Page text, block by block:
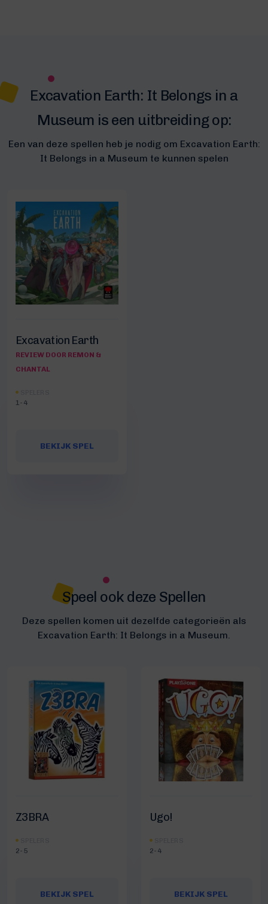
Excavation Earth: It Belongs in a
Museum is een uitbreiding op:
Een van deze spellen heb je nodig om Excavation Earth:
It Belongs in a Museum te kunnen spelen
Excavation Earth
REVIEW DOOR REMON &
CHANTAL
1-4
BEKIJK SPEL
Speel ook deze Spellen
Deze spellen komen uit dezelfde categorieën als
Excavation Earth: It Belongs in a Museum.
Z3BRA
2-5
BEKIJK SPEL
Ugo!
2-4
BEKIJK SPEL